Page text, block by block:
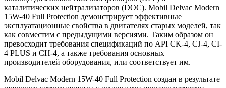
каталитических нейтрализаторов (DOC). Mobil Delvac Modern
15W-40 Full Protection демонстрирует эффективные
эксплуатационные свойства в двигателях старых моделей, так
как совместим с предыдущими версиями. Таким образом он
превосходит требования спецификаций по API CK-4, CJ-4, CI-
4 PLUS и CH-4, а также требования основных
производителей оборудования, или соответствует им.
Mobil Delvac Modern 15W-40 Full Protection создан в результате